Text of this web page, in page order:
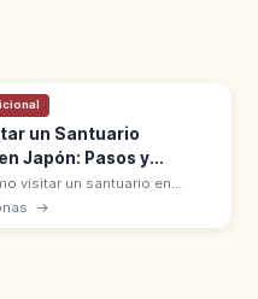
un Santuario
Japón: Pasos y
visitar un santuario en
pasos básicos y
→